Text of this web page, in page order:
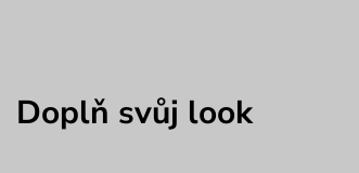
Doplň svůj look